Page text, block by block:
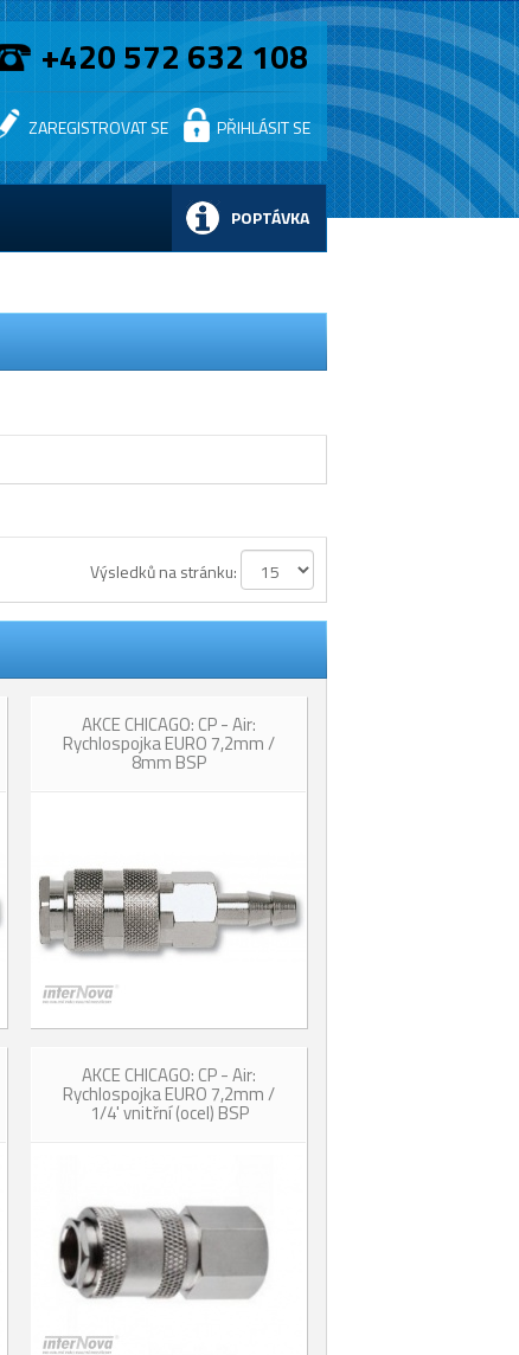
+420 572 632 108
ZAREGISTROVAT SE PŘIHLÁSIT SE
POPTÁVKA
Výsledků na stránku:
AKCE CHICAGO: CP - Air:
Rychlospojka EURO 7,2mm /
8mm BSP
AKCE CHICAGO: CP - Air:
Rychlospojka EURO 7,2mm /
1/4' vnitřní (ocel) BSP